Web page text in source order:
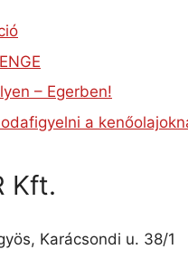
– Egerben!
a
Kft.
Karácsondi u. 38/1